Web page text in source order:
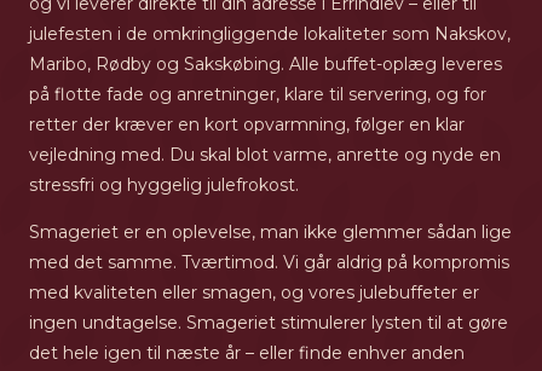
julefesten i de omkringliggende lokaliteter som Nakskov,
Maribo, Rødby og Sakskøbing. Alle buffet-oplæg leveres
på flotte fade og anretninger, klare til servering, og for
retter der kræver en kort opvarmning, følger en klar
vejledning med. Du skal blot varme, anrette og nyde en
stressfri og hyggelig julefrokost.
Smageriet er en oplevelse, man ikke glemmer sådan lige
med det samme. Tværtimod. Vi går aldrig på kompromis
med kvaliteten eller smagen, og vores julebuffeter er
ingen undtagelse. Smageriet stimulerer lysten til at gøre
det hele igen til næste år – eller finde enhver anden